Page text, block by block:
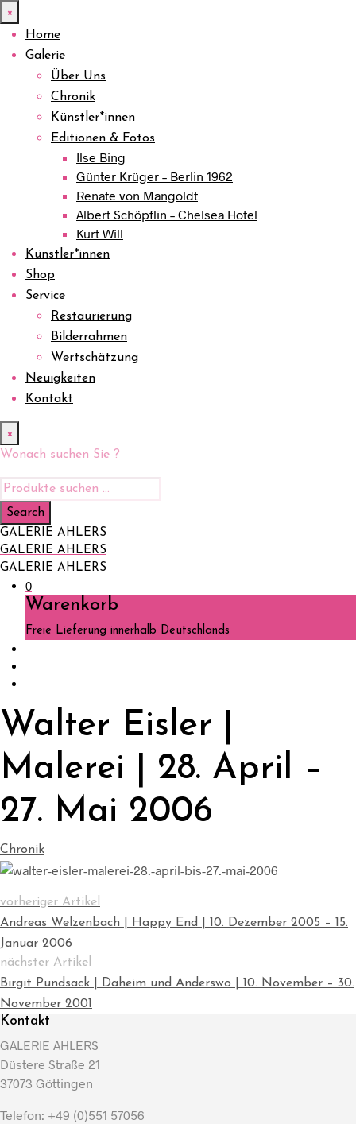
×
Home
Galerie
Über Uns
Chronik
Künstler*innen
Editionen & Fotos
Ilse Bing
Günter Krüger – Berlin 1962
Renate von Mangoldt
Albert Schöpflin – Chelsea Hotel
Kurt Will
Künstler*innen
Shop
Service
Restaurierung
Bilderrahmen
Wertschätzung
Neuigkeiten
Kontakt
×
Wonach suchen Sie ?
GALERIE AHLERS
GALERIE AHLERS
GALERIE AHLERS
0
Warenkorb
Freie Lieferung innerhalb Deutschlands
Walter Eisler |
Malerei | 28. April –
27. Mai 2006
Chronik
vorheriger Artikel
Andreas Welzenbach | Happy End | 10. Dezember 2005 – 15.
Januar 2006
nächster Artikel
Birgit Pundsack | Daheim und Anderswo | 10. November – 30.
November 2001
Kontakt
GALERIE AHLERS
Düstere Straße 21
37073 Göttingen
Telefon: +49 (0)551 57056